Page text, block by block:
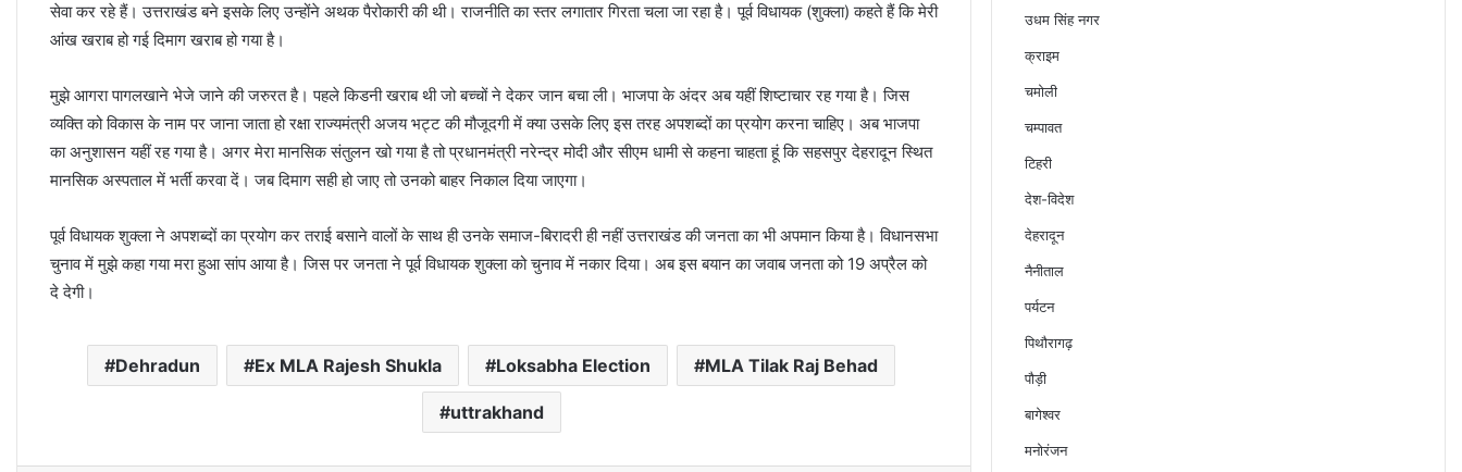
सेवा कर रहे हैं। उत्तराखंड बने इसके लिए उन्होंने अथक पैरोकारी की थी। राजनीति का स्तर लगातार गिरता चला जा रहा है। पूर्व विधायक (शुक्ला) कहते हैं कि मेरी
आंख खराब हो गई दिमाग खराब हो गया है।
मुझे आगरा पागलखाने भेजे जाने की जरुरत है। पहले किडनी खराब थी जो बच्चों ने देकर जान बचा ली। भाजपा के अंदर अब यहीं शिष्टाचार रह गया है। जिस
व्यक्ति को विकास के नाम पर जाना जाता हो रक्षा राज्यमंत्री अजय भट्ट की मौजूदगी में क्या उसके लिए इस तरह अपशब्दों का प्रयोग करना चाहिए। अब भाजपा
का अनुशासन यहीं रह गया है। अगर मेरा मानसिक संतुलन खो गया है तो प्रधानमंत्री नरेन्द्र मोदी और सीएम धामी से कहना चाहता हूं कि सहसपुर देहरादून स्थित
मानसिक अस्पताल में भर्ती करवा दें। जब दिमाग सही हो जाए तो उनको बाहर निकाल दिया जाएगा।
पूर्व विधायक शुक्ला ने अपशब्दों का प्रयोग कर तराई बसाने वालों के साथ ही उनके समाज-बिरादरी ही नहीं उत्तराखंड की जनता का भी अपमान किया है। विधानसभा
चुनाव में मुझे कहा गया मरा हुआ सांप आया है। जिस पर जनता ने पूर्व विधायक शुक्ला को चुनाव में नकार दिया। अब इस बयान का जवाब जनता को 19 अप्रैल को
दे देगी।
Dehradun Ex MLA Rajesh Shukla Loksabha Election MLA Tilak Raj Behad
uttrakhand
उधम सिंह नगर
क्राइम
चमोली
चम्पावत
टिहरी
देश-विदेश
देहरादून
नैनीताल
पर्यटन
पिथौरागढ़
पौड़ी
बागेश्वर
मनोरंजन